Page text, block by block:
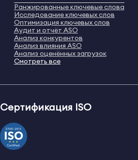
Ранжированные ключевые слова
Исследование ключевых слов
Оптимизация ключевых слов
Аудит и отчёт ASO
Анализ конкурентов
Анализ влияния ASO
Анализ оценённых загрузок
Смотреть все
Сертификация ISO